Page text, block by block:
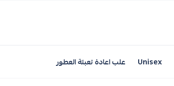
Unisex علب اعادة تعبئة العطور